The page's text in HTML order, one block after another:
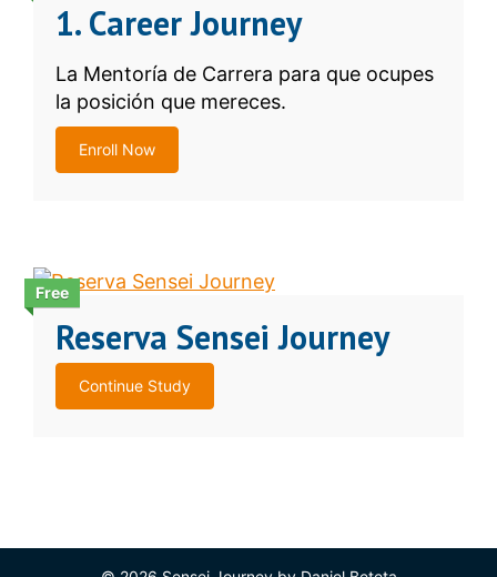
1. Career Journey
La Mentoría de Carrera para que ocupes
la posición que mereces.
Enroll Now
Free
Reserva Sensei Journey
Continue Study